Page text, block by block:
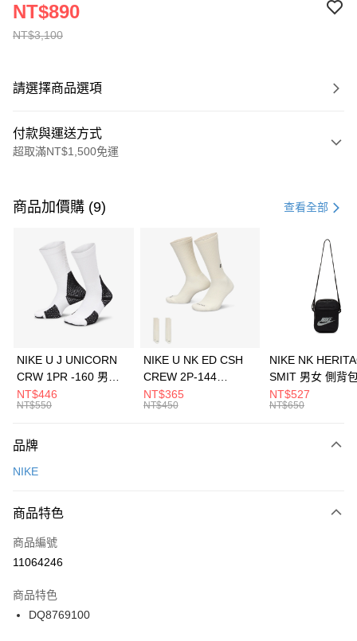
NT$3,100
NT$890
請選擇商品選項
付款與運送方式
超取滿NT$1,500免運
信用卡一次付款
3 期 0 利率 每期 21家銀行
合作金庫商業銀行
第一商業銀行
華南商業銀行
彰化商業銀行
上海商業儲蓄銀行
元大商業銀行
台灣樂天信用卡公司
Apple Pay
全盈+PAY
AFTEE先享後付
【關於「AFTEE先享後付」】
便利好安心！
３．安心：先確認商品／服務後，再付款。
【「AFTEE先享後付」結帳流程】
１．於結帳方式選擇「AFTEE先享後付」後，將跳轉至「AFTEE先享後付」
２．訂單成立數日內，您將收到繳費通知簡訊。
３．收到繳費通知簡訊後14天內，點擊此簡訊中的連結，可透過四大超商／
ATM／網路銀行／等多元方式進行付款，方視為交易完成。
運送方式
每筆NT$100，滿NT$1,500(含以上)免運費
宅配
每筆NT$100，滿NT$1,500(含以上)免運費
付款後門市自取
每筆NT$100，滿NT$1,500(含以上)免運費
商品加價購 (9) 查看全部
NIKE U J UNICORN
CRW 1PR -160 男女
中統襪 FZ3393100
NT$446
NT$550
NIKE U NK ED CSH
CREW 2P-144
EMBRDY 男女 短統襪
FZ3073133
NT$365
NT$450
NIKE NK
SMIT 男女 側背
BA5871010
NT$527
NT$650
品牌
NIKE
商品特色
商品編號
11064246
商品特色
DQ8769100